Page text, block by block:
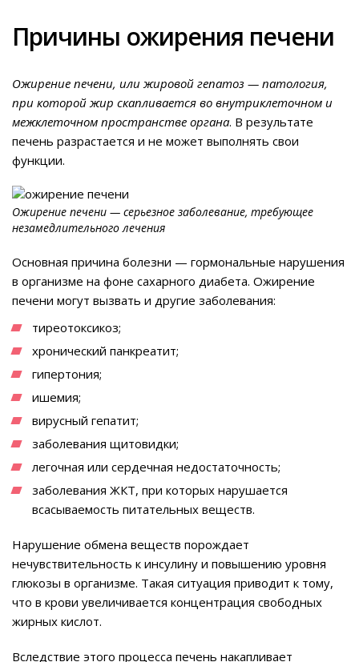
Причины ожирения печени
Ожирение печени, или жировой гепатоз — патология,
при которой жир скапливается во внутриклеточном и
межклеточном пространстве органа. В результате
печень разрастается и не может выполнять свои
функции.
Ожирение печени — серьезное заболевание, требующее
незамедлительного лечения
Основная причина болезни — гормональные нарушения
в организме на фоне сахарного диабета. Ожирение
печени могут вызвать и другие заболевания:
тиреотоксикоз;
хронический панкреатит;
гипертония;
ишемия;
вирусный гепатит;
заболевания щитовидки;
легочная или сердечная недостаточность;
заболевания ЖКТ, при которых нарушается
всасываемость питательных веществ.
Нарушение обмена веществ порождает
нечувствительность к инсулину и повышению уровня
глюкозы в организме. Такая ситуация приводит к тому,
что в крови увеличивается концентрация свободных
жирных кислот.
Вследствие этого процесса печень накапливает